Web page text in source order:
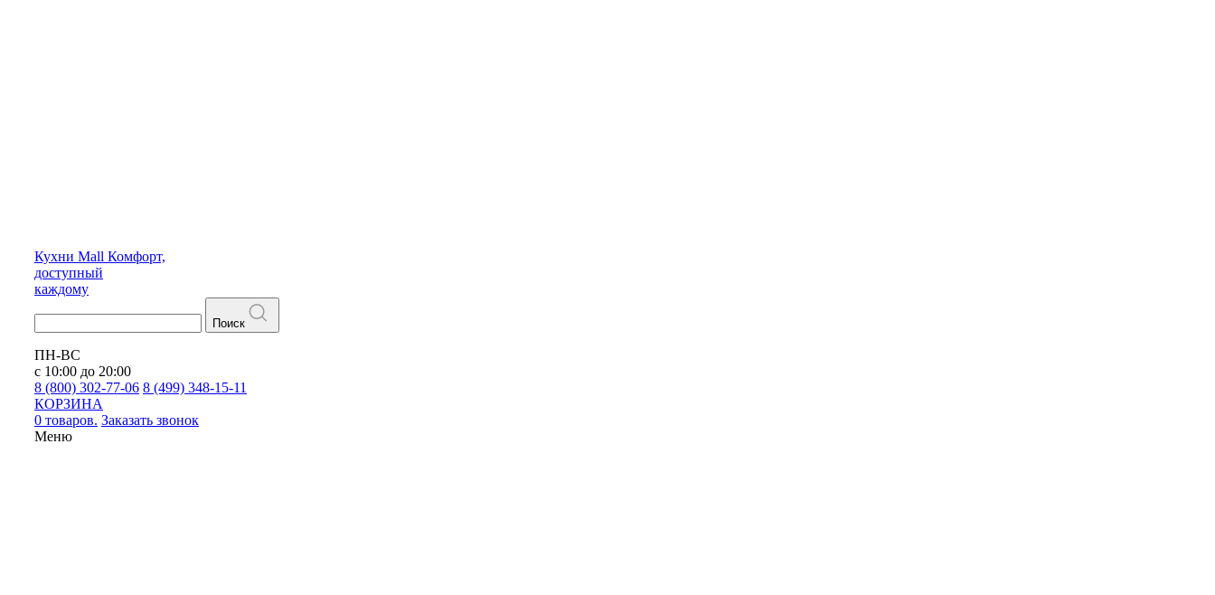
Кухни Mall Комфорт,
доступный
каждому
Поиск
ПН-ВС
с 10:00 до 20:00
8 (800) 302-77-06 8 (499) 348-15-11
КОРЗИНА
0 товаров. Заказать звонок
Меню